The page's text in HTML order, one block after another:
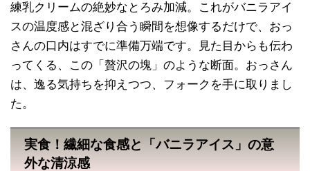
練乳クリームの絶妙なとろみ加減。これがバニラアイ
スの温度感と混ざり合う瞬間を想像するだけで、おっ
さんの口内はすでに準備万端です。見た目からも伝わ
ってくる、この「贅沢の塊」のような断面。おっさん
は、逸る気持ちを抑えつつ、フォークを手に取りまし
た。
実食！繊細な食感と「バニラアイス」の意
外な清涼感